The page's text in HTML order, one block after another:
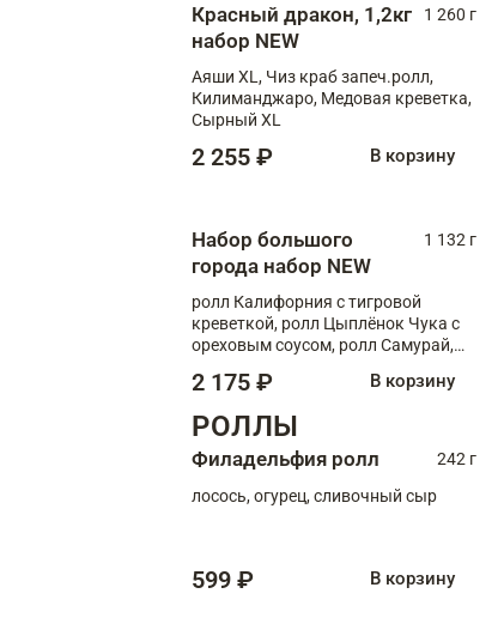
Красный дракон, 1,2кг
набор NEW
1 260 г
Аяши XL, Чиз краб запеч.ролл,
Килиманджаро, Медовая креветка,
Сырный XL
2 255 ₽ В корзину
Набор большого
города набор NEW
1 132 г
ролл Калифорния с тигровой
креветкой, ролл Цыплёнок Чука с
ореховым соусом, ролл Самурай,
ролл с крабом
2 175 ₽ В корзину
РОЛЛЫ
Филадельфия ролл
242 г
лосось, огурец, сливочный сыр
599 ₽ В корзину